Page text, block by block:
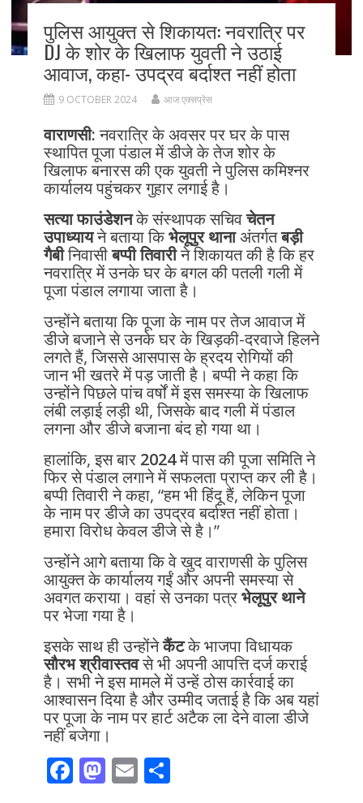
पुलिस आयुक्त से शिकायत: नवरात्रि पर
DJ के शोर के खिलाफ युवती ने उठाई
आवाज, कहा- उपद्रव बर्दाश्त नहीं होता
9 OCTOBER 2024 आज एक्सप्रेस
वाराणसी:नवरात्रि के अवसर पर घर के पास
स्थापित पूजा पंडाल में डीजे के तेज शोर के
खिलाफ बनारस की एक युवती ने पुलिस कमिश्नर
कार्यालय पहुंचकर गुहार लगाई है।
सत्या फाउंडेशनके संस्थापक सचिवचेतन
उपाध्यायने बताया किभेलूपुर थानाअंतर्गतबड़ी
गैबीनिवासीबप्पी तिवारीने शिकायत की है कि हर
नवरात्रि में उनके घर के बगल की पतली गली में
पूजा पंडाल लगाया जाता है।
उन्होंने बताया कि पूजा के नाम पर तेज आवाज में
डीजे बजाने से उनके घर के खिड़की-दरवाजे हिलने
लगते हैं, जिससे आसपास के ह्रदय रोगियों की
जान भी खतरे में पड़ जाती है। बप्पी ने कहा कि
उन्होंने पिछले पांच वर्षों में इस समस्या के खिलाफ
लंबी लड़ाई लड़ी थी, जिसके बाद गली में पंडाल
लगना और डीजे बजाना बंद हो गया था।
हालांकि, इस बार 2024में पास की पूजा समिति ने
फिर से पंडाल लगाने में सफलता प्राप्त कर ली है।
बप्पी तिवारी ने कहा, “हम भी हिंदू हैं, लेकिन पूजा
के नाम पर डीजे का उपद्रव बर्दाश्त नहीं होता।
हमारा विरोध केवल डीजे से है।”
उन्होंने आगे बताया कि वे खुद वाराणसी के पुलिस
आयुक्त के कार्यालय गईं और अपनी समस्या से
अवगत कराया। वहां से उनका पत्रभेलूपुर थाने
पर भेजा गया है।
इसके साथ ही उन्होंनेकैंटके भाजपा विधायक
सौरभ श्रीवास्तवसे भी अपनी आपत्ति दर्ज कराई
है। सभी ने इस मामले में उन्हें ठोस कार्रवाई का
आश्वासन दिया है और उम्मीद जताई है कि अब यहां
पर पूजा के नाम पर हार्ट अटैक ला देने वाला डीजे
नहीं बजेगा।
F M E S